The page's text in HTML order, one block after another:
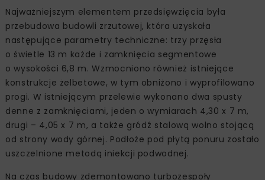
Najważniejszym elementem przedsięwzięcia była
przebudowa budowli zrzutowej, która uzyskała
następujące parametry techniczne: trzy przęsła
o świetle 13 m każde i zamknięcia segmentowe
o wysokości 6,8 m. Wzmocniono również istniejące
konstrukcje żelbetowe, w tym obniżono i wyprofilowano
progi. W istniejącym przelewie wykonano dwa spusty
denne z zamknięciami, jeden o wymiarach 4,30 x 7 m,
drugi – 4,05 x 7 m, a także gródź stalową wolno stojącą
od strony wody górnej. Podłoże pod płytą ponuru zostało
uszczelnione metodą iniekcji podwodnej.
Na czas budowy zdemontowano turbozespoły